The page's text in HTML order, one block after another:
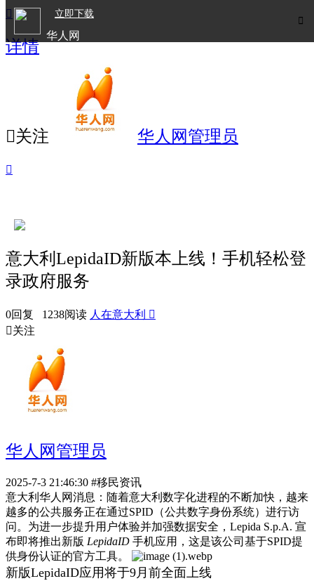

立即下载
华人网

详情
关注 华人网管理员

意大利LepidaID新版本上线！手机轻松登
录政府服务
0回复 1238阅读 人在意大利 
关注
华人网管理员
2025-7-3 21:46:30 #移民资讯
意大利华人网消息：随着意大利数字化进程的不断加快，越来
越多的公共服务正在通过SPID（公共数字身份系统）进行访
问。为进一步提升用户体验并加强数据安全，Lepida S.p.A. 宣
布即将推出新版 LepidaID 手机应用，这是该公司基于SPID提
供身份认证的官方工具。
新版LepidaID应用将于9月前全面上线